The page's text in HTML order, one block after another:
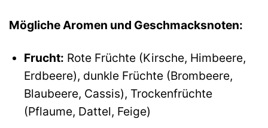
Mögliche Aromen und Geschmacksnoten:
Frucht: Rote Früchte (Kirsche, Himbeere,
Erdbeere), dunkle Früchte (Brombeere,
Blaubeere, Cassis), Trockenfrüchte
(Pflaume, Dattel, Feige)